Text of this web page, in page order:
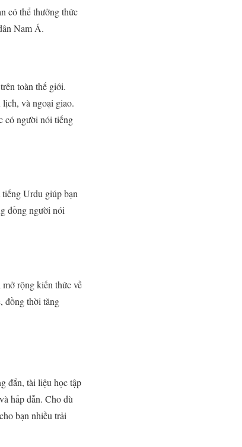
có thể thưởng thức
Nam Á.
toàn thế giới.
và ngoại giao.
có người nói tiếng
Urdu giúp bạn
đồng người nói
rộng kiến thức về
đồng thời tăng
đắn, tài liệu học tập
hấp dẫn. Cho dù
bạn nhiều trải